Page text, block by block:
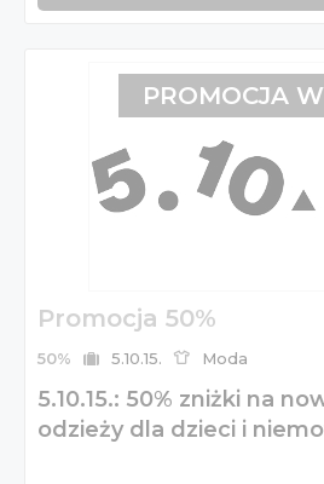
Promocja 50%
50% 5.10.15. Moda
5.10.15.: 50% zniżki na
odzieży dla dzieci i
PROMOCJA